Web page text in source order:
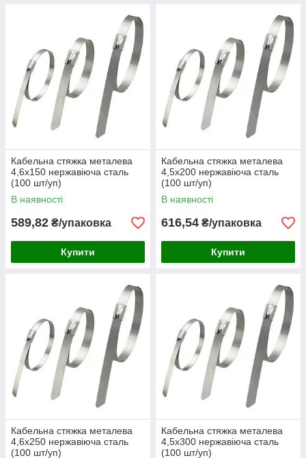
Кабельна стяжка металева
4,6х150 нержавіюча сталь
(100 шт/уп)
В наявності
589,82 ₴/упаковка
Купити
Кабельна стяжка металева
4,5х200 нержавіюча сталь
(100 шт/уп)
В наявності
616,54 ₴/упаковка
Купити
Кабельна стяжка металева
4,6х250 нержавіюча сталь
(100 шт/уп)
Кабельна стяжка металева
4,5х300 нержавіюча сталь
(100 шт/уп)